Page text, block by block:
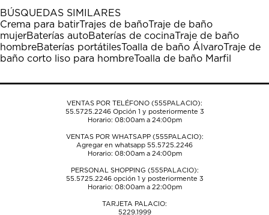
1
estrella
Esta
acción
abrirá
el
de
estrellas.
Esta
acción
abrirá
el
de
estrellas.
Esta
acción
abrirá
el
de
estrellas.
Esta
acción
abrirá
el
de
estrellas.
Esta
acción
abrirá
el
de
BÚSQUEDAS SIMILARES
Crema para batirTrajes de bañoTraje de baño
mujerBaterías autoBaterías de cocinaTraje de baño
hombreBaterías portátilesToalla de baño ÁlvaroTraje de
baño corto liso para hombreToalla de baño Marfil
VENTAS POR TELÉFONO (555PALACIO):
55.5725.2246Opción 1 y posteriormente 3
Horario: 08:00am a 24:00pm
VENTAS POR WHATSAPP (555PALACIO):
Agregar en whatsapp 55.5725.2246
Horario: 08:00am a 24:00pm
PERSONAL SHOPPING (555PALACIO):
55.5725.2246opción 1 y posteriormente 3
Horario: 08:00am a 22:00pm
TARJETA PALACIO:
5229.1999